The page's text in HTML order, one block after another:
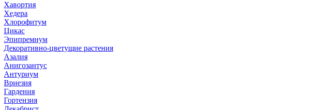
Хавортия
Хедера
Хлорофитум
Цикас
Эпипремнум
Декоративно-цветущие растения
Азалия
Анигозантус
Антуриум
Вриезия
Гардения
Гортензия